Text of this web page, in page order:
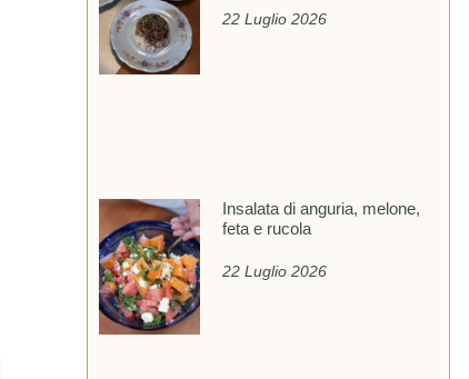
22 Luglio 2026
Insalata di anguria, melone,
feta e rucola
22 Luglio 2026